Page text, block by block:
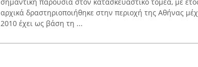
αρχικά δραστηριοποιήθηκε στην περιοχή της Αθήνας
2010 έχει ως βάση τη ...